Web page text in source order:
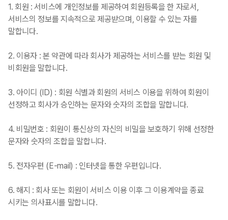
1. 회원 : 서비스에 개인정보를 제공하여 회원등록을 한 자로서,
서비스의 정보를 지속적으로 제공받으며, 이용할 수 있는 자를
말합니다.
2. 이용자 : 본 약관에 따라 회사가 제공하는 서비스를 받는 회원 및
비회원을 말합니다.
3. 아이디 (ID) : 회원 식별과 회원의 서비스 이용을 위하여 회원이
선정하고 회사가 승인하는 문자와 숫자의 조합을 말합니다.
4. 비밀번호 : 회원이 통신상의 자신의 비밀을 보호하기 위해 선정한
문자와 숫자의 조합을 말합니다.
5. 전자우편 (E-mail) : 인터넷을 통한 우편입니다.
6. 해지 : 회사 또는 회원이 서비스 이용 이후 그 이용계약을 종료
시키는 의사표시를 말합니다.